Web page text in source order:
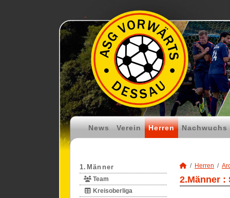
News Verein Herren Nachwuchs
1.Männer
Team
Kreisoberliga
Herren
2.Männer :